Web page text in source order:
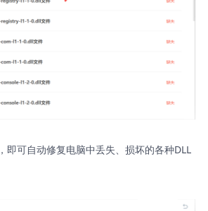
即可自动修复电脑中丢失、损坏的各种DLL